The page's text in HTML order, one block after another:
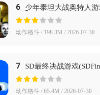
6 少年泰坦大战奥特人
动作格斗 / 198.3M / 2026-07-30
7 SD最终决战游戏
动作格斗 / 65.4M / 2026-07-30